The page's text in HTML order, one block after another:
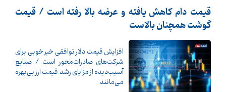
قیمت دام کاهش یافته و عرضه بالا رفته است / قیمت
گوشت همچنان بالاست
افزایش قیمت دلار توافقی خبر خوبی برای
شرکت‌های صادرات‌محور است / صنایع
آسیب‌دیده از مزایای رشد قیمت ارز بی‌بهره
می‌مانند